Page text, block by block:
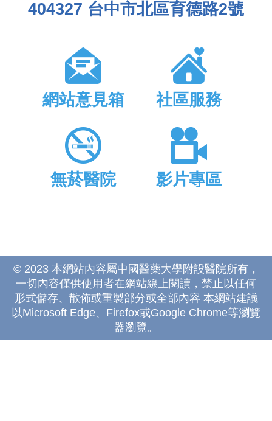
404327 台中市北區育德路2號
網站意見箱 社區服務
無菸醫院 影片專區
© 2023 本網站內容屬中國醫藥大學附設醫院所有，
一切內容僅供使用者在網站線上閱讀，禁止以任何
形式儲存、散佈或重製部分或全部內容 本網站建議
以Microsoft Edge、Firefox或Google Chrome等瀏覽
器瀏覽。